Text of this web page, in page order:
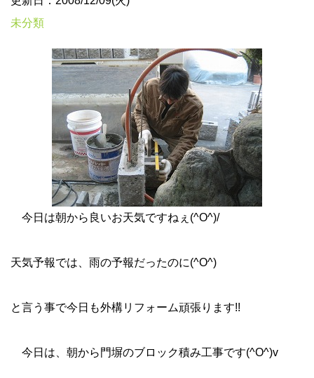
未分類
今日は朝から良いお天気ですねぇ(^O^)/
天気予報では、雨の予報だったのに(^O^)
と言う事で今日も外構リフォーム頑張ります!!
今日は、朝から門塀のブロック積み工事です(^O^)v